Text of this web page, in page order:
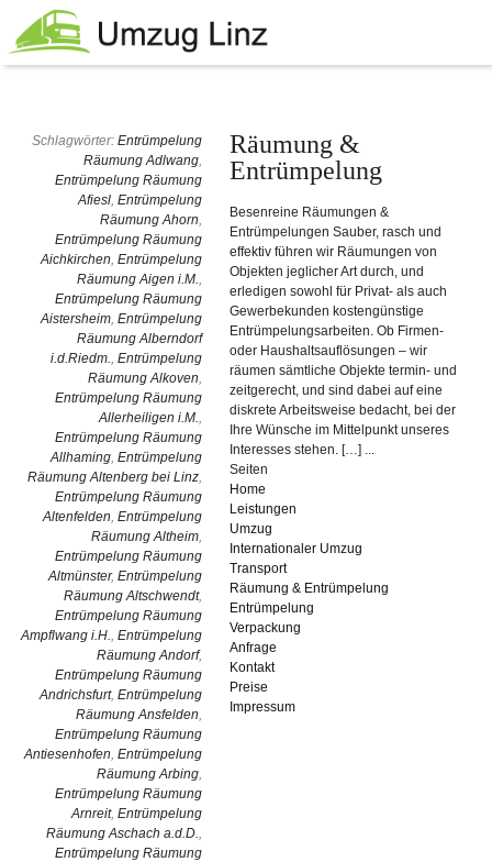
Schlagwörter: Entrümpelung
Räumung Adlwang,
Entrümpelung Räumung
Afiesl, Entrümpelung
Räumung Ahorn,
Entrümpelung Räumung
Aichkirchen, Entrümpelung
Räumung Aigen i.M.,
Entrümpelung Räumung
Aistersheim, Entrümpelung
Räumung Alberndorf
i.d.Riedm., Entrümpelung
Räumung Alkoven,
Entrümpelung Räumung
Allerheiligen i.M.,
Entrümpelung Räumung
Allhaming, Entrümpelung
Räumung Altenberg bei Linz,
Entrümpelung Räumung
Altenfelden, Entrümpelung
Räumung Altheim,
Entrümpelung Räumung
Altmünster, Entrümpelung
Räumung Altschwendt,
Entrümpelung Räumung
Ampflwang i.H., Entrümpelung
Räumung Andorf,
Entrümpelung Räumung
Andrichsfurt, Entrümpelung
Räumung Ansfelden,
Entrümpelung Räumung
Antiesenhofen, Entrümpelung
Räumung Arbing,
Entrümpelung Räumung
Arnreit, Entrümpelung
Räumung Aschach a.d.D.,
Entrümpelung Räumung
Räumung &
Entrümpelung
Besenreine Räumungen &
Entrümpelungen Sauber, rasch und
effektiv führen wir Räumungen von
Objekten jeglicher Art durch, und
erledigen sowohl für Privat- als auch
Gewerbekunden kostengünstige
Entrümpelungsarbeiten. Ob Firmen-
oder Haushaltsauflösungen – wir
räumen sämtliche Objekte termin- und
zeitgerecht, und sind dabei auf eine
diskrete Arbeitsweise bedacht, bei der
Ihre Wünsche im Mittelpunkt unseres
Interesses stehen. […] ...
Seiten
Home
Leistungen
Umzug
Internationaler Umzug
Transport
Räumung & Entrümpelung
Entrümpelung
Verpackung
Anfrage
Kontakt
Preise
Impressum